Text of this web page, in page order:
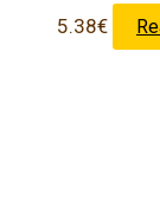
5.38€